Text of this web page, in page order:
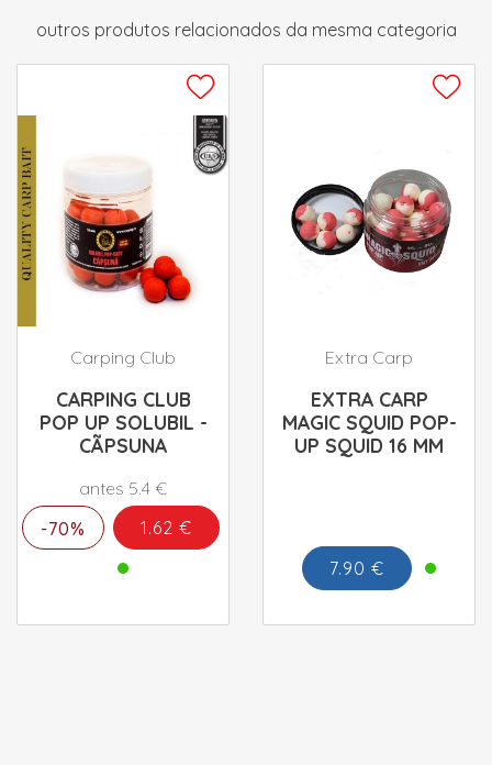
outros produtos relacionados da mesma categoria
Carping Club
CARPING CLUB
POP UP SOLUBIL -
CÃPSUNA
antes 5.4 €
-70%
1.62 €
Extra Carp
EXTRA CARP
MAGIC SQUID POP-
UP SQUID 16 MM
7.90 €